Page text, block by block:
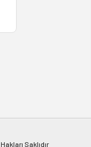
Saklıdır